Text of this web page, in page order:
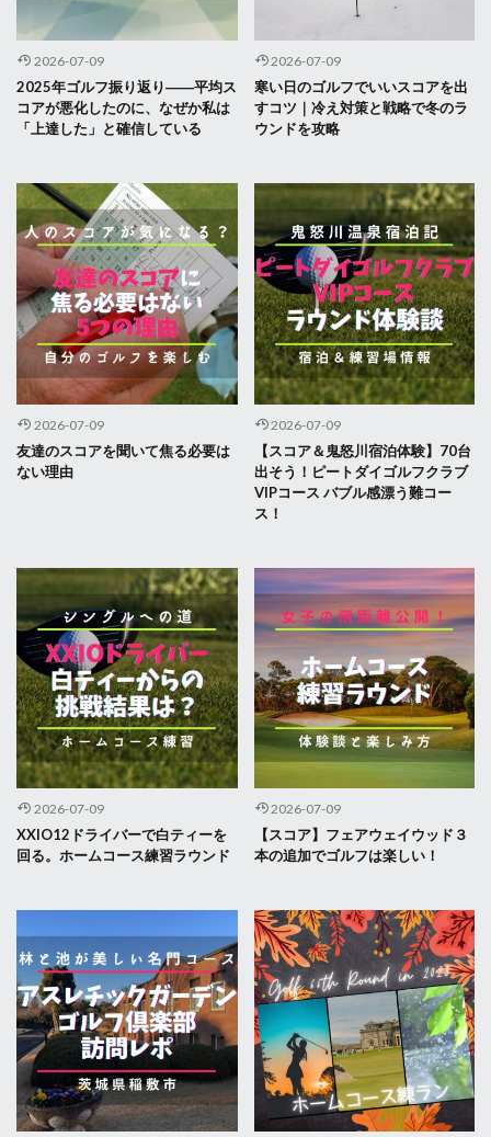
2026-07-09
2025年ゴルフ振り返り――平均ス
コアが悪化したのに、なぜか私は
「上達した」と確信している
2026-07-09
寒い日のゴルフでいいスコアを出
すコツ｜冷え対策と戦略で冬のラ
ウンドを攻略
2026-07-09
友達のスコアを聞いて焦る必要は
ない理由
2026-07-09
【スコア＆鬼怒川宿泊体験】70台
出そう！ピートダイゴルフクラブ
VIPコース バブル感漂う難コー
ス！
2026-07-09
XXIO12ドライバーで白ティーを
回る。ホームコース練習ラウンド
2026-07-09
【スコア】フェアウェイウッド３
本の追加でゴルフは楽しい！